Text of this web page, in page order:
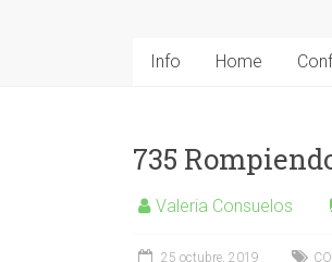
Info Home
735
Valeria Consuelos
25 octubre, 2019